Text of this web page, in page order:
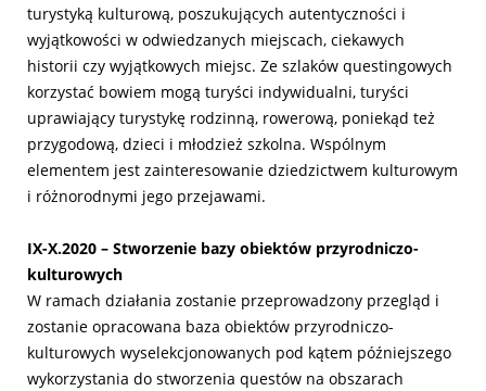
turystyką kulturową, poszukujących autentyczności i
wyjątkowości w odwiedzanych miejscach, ciekawych
historii czy wyjątkowych miejsc. Ze szlaków questingowych
korzystać bowiem mogą turyści indywidualni, turyści
uprawiający turystykę rodzinną, rowerową, poniekąd też
przygodową, dzieci i młodzież szkolna. Wspólnym
elementem jest zainteresowanie dziedzictwem kulturowym
i różnorodnymi jego przejawami.
IX-X.2020 – Stworzenie bazy obiektów przyrodniczo-
kulturowych
W ramach działania zostanie przeprowadzony przegląd i
zostanie opracowana baza obiektów przyrodniczo-
kulturowych wyselekcjonowanych pod kątem późniejszego
wykorzystania do stworzenia questów na obszarach